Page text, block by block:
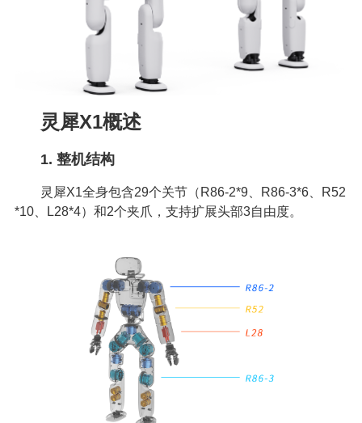
灵犀X1概述
1. 整机结构
灵犀X1全身包含29个关节（R86-2*9、R86-3*6、R52
*10、L28*4）和2个夹爪，支持扩展头部3自由度。